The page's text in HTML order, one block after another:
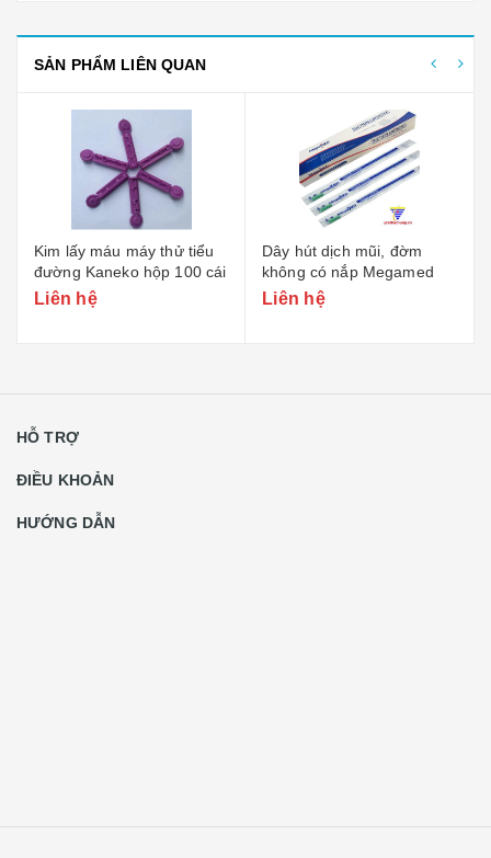
SẢN PHẨM LIÊN QUAN
Kim lấy máu máy thử tiểu
đường Kaneko hộp 100 cái
Liên hệ
Dây hút dịch mũi, đờm
không có nắp Megamed
Liên hệ
HỖ TRỢ
ĐIỀU KHOẢN
HƯỚNG DẪN